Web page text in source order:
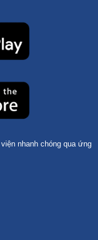
nhanh chóng qua ứng